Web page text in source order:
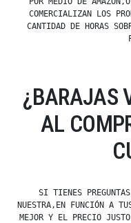
COMERCIALIZAN LOS
CANTIDAD DE HORAS
¿BARAJAS
AL
SI TIENES
NUESTRA,EN FUNCIÓN A
MEJOR Y EL PRECIO